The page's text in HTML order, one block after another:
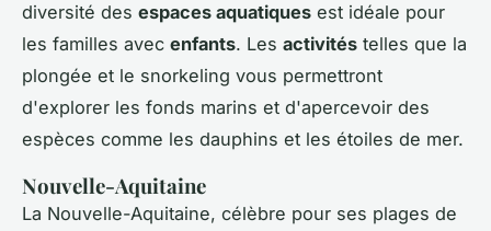
diversité des espaces aquatiques est idéale pour
les familles avec enfants. Les activités telles que la
plongée et le snorkeling vous permettront
d'explorer les fonds marins et d'apercevoir des
espèces comme les dauphins et les étoiles de mer.
Nouvelle-Aquitaine
La Nouvelle-Aquitaine, célèbre pour ses plages de